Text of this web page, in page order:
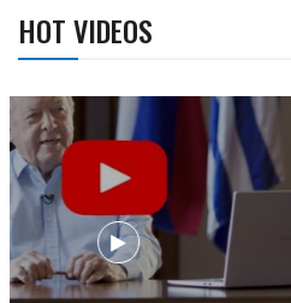
HOT VIDEOS
Campaña de turismo otoño-invierno